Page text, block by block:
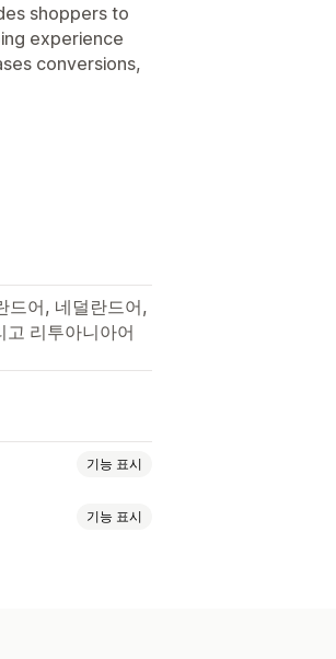
shoppers to
experience
conversions,
드어, 네덜란드어,
리투아니아어
기능 표시
기능 표시